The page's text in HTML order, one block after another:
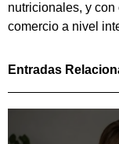
nutricionales, y
comercio a nivel
Entradas